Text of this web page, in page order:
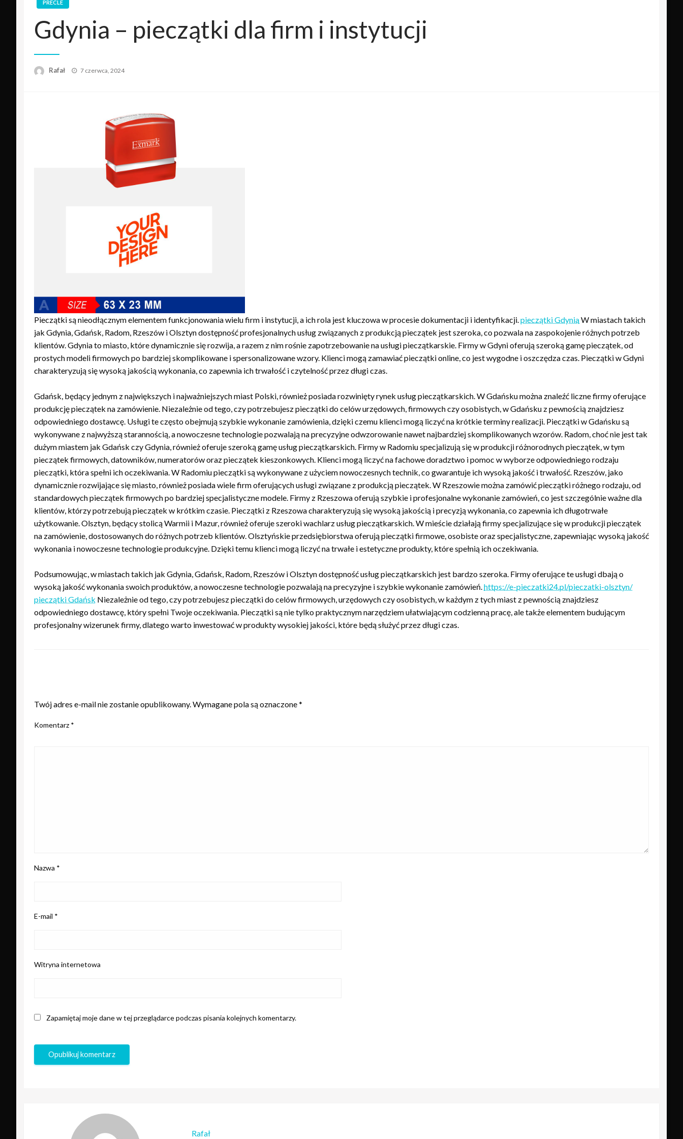
PRECLE
Gdynia – pieczątki dla firm i instytucji
Rafał
Opublikowane
7 czerwca, 2024
Pieczątki są nieodłącznym elementem funkcjonowania wielu firm i instytucji, a ich rola jest kluczowa w procesie dokumentacji i identyfikacji.pieczątki GdyniaW miastach takich
jak Gdynia, Gdańsk, Radom, Rzeszów i Olsztyn dostępność profesjonalnych usług związanych z produkcją pieczątek jest szeroka, co pozwala na zaspokojenie różnych potrzeb
klientów. Gdynia to miasto, które dynamicznie się rozwija, a razem z nim rośnie zapotrzebowanie na usługi pieczątkarskie. Firmy w Gdyni oferują szeroką gamę pieczątek, od
prostych modeli firmowych po bardziej skomplikowane i spersonalizowane wzory. Klienci mogą zamawiać pieczątki online, co jest wygodne i oszczędza czas. Pieczątki w Gdyni
charakteryzują się wysoką jakością wykonania, co zapewnia ich trwałość i czytelność przez długi czas.
Gdańsk, będący jednym z największych i najważniejszych miast Polski, również posiada rozwinięty rynek usług pieczątkarskich. W Gdańsku można znaleźć liczne firmy oferujące
produkcję pieczątek na zamówienie. Niezależnie od tego, czy potrzebujesz pieczątki do celów urzędowych, firmowych czy osobistych, w Gdańsku z pewnością znajdziesz
odpowiedniego dostawcę. Usługi te często obejmują szybkie wykonanie zamówienia, dzięki czemu klienci mogą liczyć na krótkie terminy realizacji. Pieczątki w Gdańsku są
wykonywane z najwyższą starannością, a nowoczesne technologie pozwalają na precyzyjne odwzorowanie nawet najbardziej skomplikowanych wzorów. Radom, choć nie jest tak
dużym miastem jak Gdańsk czy Gdynia, również oferuje szeroką gamę usług pieczątkarskich. Firmy w Radomiu specjalizują się w produkcji różnorodnych pieczątek, w tym
pieczątek firmowych, datowników, numeratorów oraz pieczątek kieszonkowych. Klienci mogą liczyć na fachowe doradztwo i pomoc w wyborze odpowiedniego rodzaju
pieczątki, która spełni ich oczekiwania. W Radomiu pieczątki są wykonywane z użyciem nowoczesnych technik, co gwarantuje ich wysoką jakość i trwałość. Rzeszów, jako
dynamicznie rozwijające się miasto, również posiada wiele firm oferujących usługi związane z produkcją pieczątek. W Rzeszowie można zamówić pieczątki różnego rodzaju, od
standardowych pieczątek firmowych po bardziej specjalistyczne modele. Firmy z Rzeszowa oferują szybkie i profesjonalne wykonanie zamówień, co jest szczególnie ważne dla
klientów, którzy potrzebują pieczątek w krótkim czasie. Pieczątki z Rzeszowa charakteryzują się wysoką jakością i precyzją wykonania, co zapewnia ich długotrwałe
użytkowanie. Olsztyn, będący stolicą Warmii i Mazur, również oferuje szeroki wachlarz usług pieczątkarskich. W mieście działają firmy specjalizujące się w produkcji pieczątek
na zamówienie, dostosowanych do różnych potrzeb klientów. Olsztyńskie przedsiębiorstwa oferują pieczątki firmowe, osobiste oraz specjalistyczne, zapewniając wysoką jakość
wykonania i nowoczesne technologie produkcyjne. Dzięki temu klienci mogą liczyć na trwałe i estetyczne produkty, które spełnią ich oczekiwania.
Podsumowując, w miastach takich jak Gdynia, Gdańsk, Radom, Rzeszów i Olsztyn dostępność usług pieczątkarskich jest bardzo szeroka. Firmy oferujące te usługi dbają o
wysoką jakość wykonania swoich produktów, a nowoczesne technologie pozwalają na precyzyjne i szybkie wykonanie zamówień.https://e-pieczatki24.pl/pieczatki-olsztyn/
pieczątki Gdańsk Niezależnie od tego, czy potrzebujesz pieczątki do celów firmowych, urzędowych czy osobistych, w każdym z tych miast z pewnością znajdziesz
odpowiedniego dostawcę, który spełni Twoje oczekiwania. Pieczątki są nie tylko praktycznym narzędziem ułatwiającym codzienną pracę, ale także elementem budującym
profesjonalny wizerunek firmy, dlatego warto inwestować w produkty wysokiej jakości, które będą służyć przez długi czas.
Twój adres e-mail nie zostanie opublikowany.Wymagane pola są oznaczone*
Komentarz *
Nazwa *
E-mail *
Witryna internetowa
Zapamiętaj moje dane w tej przeglądarce podczas pisania kolejnych komentarzy.
Rafał